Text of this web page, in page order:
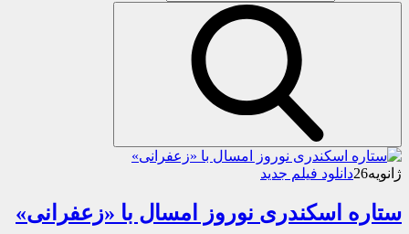
ژانویه26دانلود فیلم جدید
ستاره اسکندری نوروز امسال با «زعفرانی»